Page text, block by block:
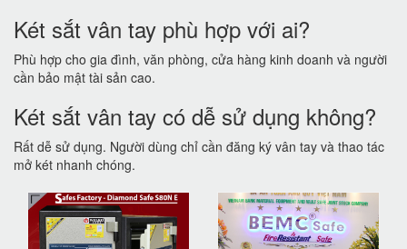
Két sắt vân tay phù hợp với ai?
Phù hợp cho gia đình, văn phòng, cửa hàng kinh doanh và người
cần bảo mật tài sản cao.
Két sắt vân tay có dễ sử dụng không?
Rất dễ sử dụng. Người dùng chỉ cần đăng ký vân tay và thao tác
mở két nhanh chóng.